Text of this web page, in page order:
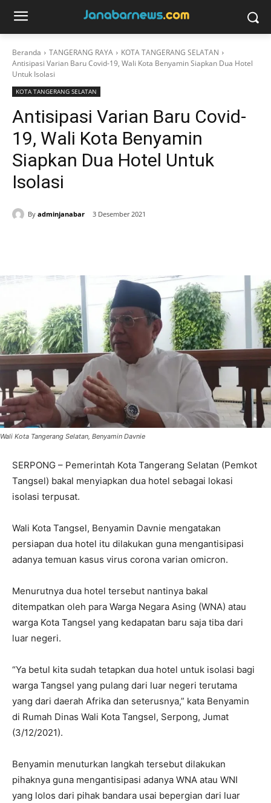
Beranda TANGERANG RAYA
KOTA TANGERANG SELATAN
Antisipasi Varian Baru Covid-19, Wali Kota Benyamin Siapkan Dua Hotel
Untuk Isolasi
KOTA TANGERANG SELATAN
Antisipasi Varian Baru Covid-
19, Wali Kota Benyamin
Siapkan Dua Hotel Untuk
Isolasi
By adminjanabar 3 Desember 2021
Wali Kota Tangerang Selatan, Benyamin Davnie
SERPONG – Pemerintah Kota Tangerang Selatan (Pemkot
Tangsel) bakal menyiapkan dua hotel sebagai lokasi
isolasi terpusat.
Wali Kota Tangsel, Benyamin Davnie mengatakan
persiapan dua hotel itu dilakukan guna mengantisipasi
adanya temuan kasus virus corona varian omicron.
Menurutnya dua hotel tersebut nantinya bakal
ditempatkan oleh para Warga Negara Asing (WNA) atau
warga Kota Tangsel yang kedapatan baru saja tiba dari
luar negeri.
“Ya betul kita sudah tetapkan dua hotel untuk isolasi bagi
warga Tangsel yang pulang dari luar negeri terutama
yang dari daerah Afrika dan seterusnya,” kata Benyamin
di Rumah Dinas Wali Kota Tangsel, Serpong, Jumat
(3/12/2021).
Benyamin menuturkan langkah tersebut dilakukan
pihaknya guna mengantisipasi adanya WNA atau WNI
yang lolos dari pihak bandara usai bepergian dari luar